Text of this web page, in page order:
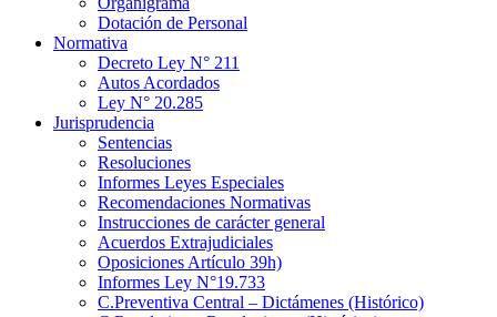
Dotación de Personal
Normativa
Decreto Ley N° 211
Autos Acordados
Ley N° 20.285
Jurisprudencia
Sentencias
Resoluciones
Informes Leyes Especiales
Recomendaciones Normativas
Instrucciones de carácter general
Acuerdos Extrajudiciales
Oposiciones Artículo 39h)
Informes Ley N°19.733
C.Preventiva Central – Dictámenes (Histórico)